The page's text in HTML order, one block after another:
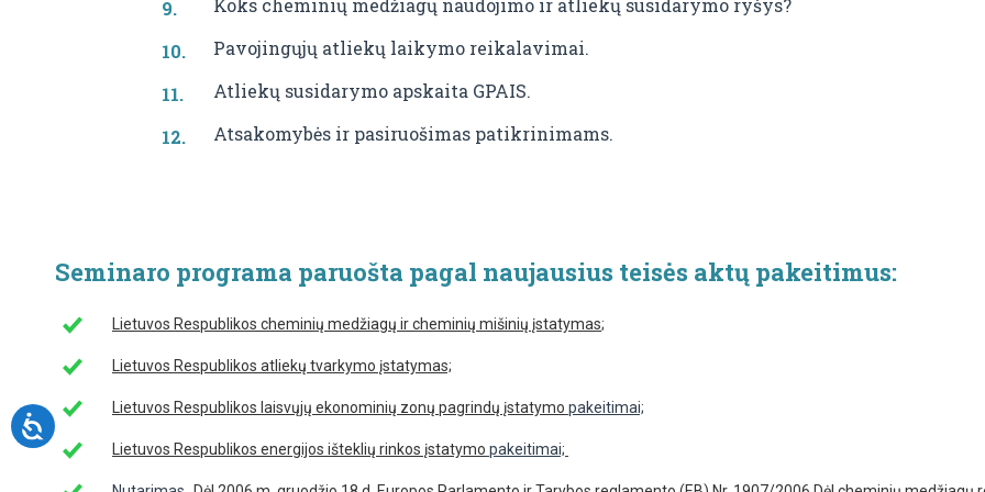
Koks cheminių medžiagų naudojimo ir atliekų susidarymo ryšys?
Pavojingųjų atliekų laikymo reikalavimai.
Atliekų susidarymo apskaita GPAIS.
Atsakomybės ir pasiruošimas patikrinimams.
Seminaro programa paruošta pagal naujausius teisės aktų pakeitimus:
Lietuvos Respublikos cheminių medžiagų ir cheminių mišinių įstatymas;
Lietuvos Respublikos atliekų tvarkymo įstatymas;
Lietuvos Respublikos laisvųjų ekonominių zonų pagrindų įstatymo pakeitimai;
Lietuvos Respublikos energijos išteklių rinkos įstatymo pakeitimai;